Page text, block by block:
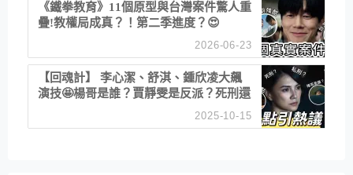
《鐵拳教育》11個原型與台灣案件驚人重
疊!教權局成真？！第二季進度？😍
2026-06-23
【回魂計】 李心潔、舒淇、鍾欣凌大飆
演技🤩楊哥是誰？賈靜雯是反派？死刑還
2025-10-15